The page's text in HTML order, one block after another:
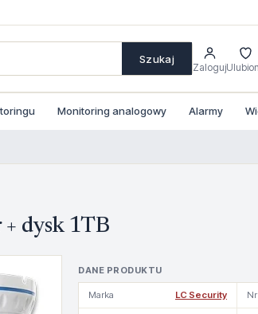
Szukaj
Zaloguj
Monitoring analogowy Alarmy
dysk 1TB
DANE PRODUKTU
Marka LC Security